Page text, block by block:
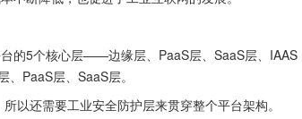
的5个核心层——边缘层、PaaS层、SaaS层、IAAS
PaaS层、SaaS层。
所以还需要工业安全防护层来贯穿整个平台架构。